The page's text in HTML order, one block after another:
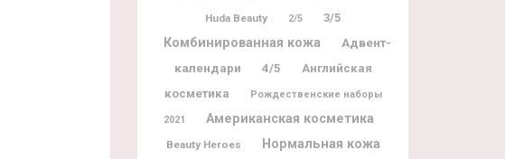
Huda Beauty 2/5 3/5
Комбинированная кожа
Адвент-
календари
4/5
Английская
косметика
Рождественские наборы
2021 Американская косметика
Beauty Heroes Нормальная кожа